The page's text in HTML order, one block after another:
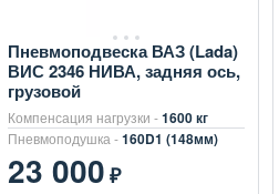
Пневмоподвеска ВАЗ (Lada)
ВИС 2346 НИВА, задняя ось,
грузовой
Компенсация нагрузки -1600 кг
Пневмоподушка -160D1 (148мм)
23 000₽